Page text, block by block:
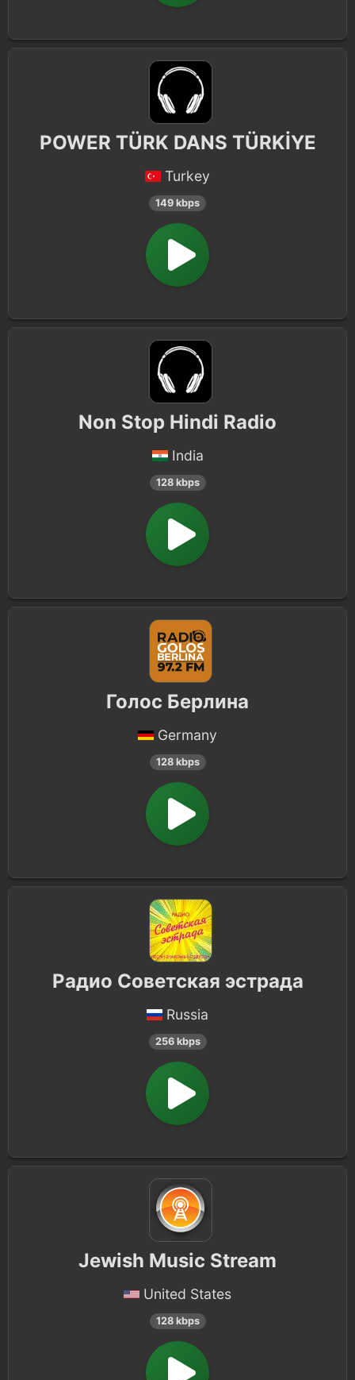
POWER TÜRK DANS TÜRKİYE
Turkey
149 kbps
Non Stop Hindi Radio
India
128 kbps
Голос Берлина
Germany
128 kbps
Радио Советская эстрада
Russia
256 kbps
Jewish Music Stream
United States
128 kbps